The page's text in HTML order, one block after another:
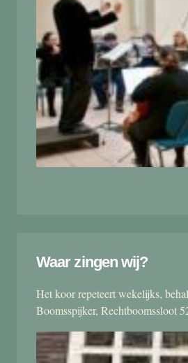
Waar zingen wij?
Het koor repeteert wekelijks,
Boomsspijker, Rechtboomssloot